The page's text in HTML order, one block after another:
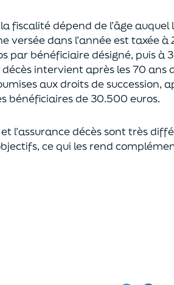
fiscalité dépend de l’âgeauquel
versée dans l’année esttaxée à
par bénéficiaire désigné, puis à
décès intervient après les 70 ans
aux droits de succession,
de 30.500 euros.
l’assurance décès sont très
ce qui les rend